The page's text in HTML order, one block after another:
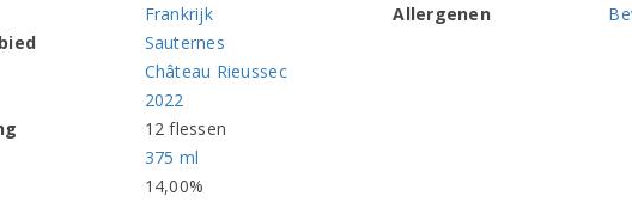
Frankrijk
Sauternes
Château Rieussec
2022
12 flessen
375 ml
14,00%
Allergenen